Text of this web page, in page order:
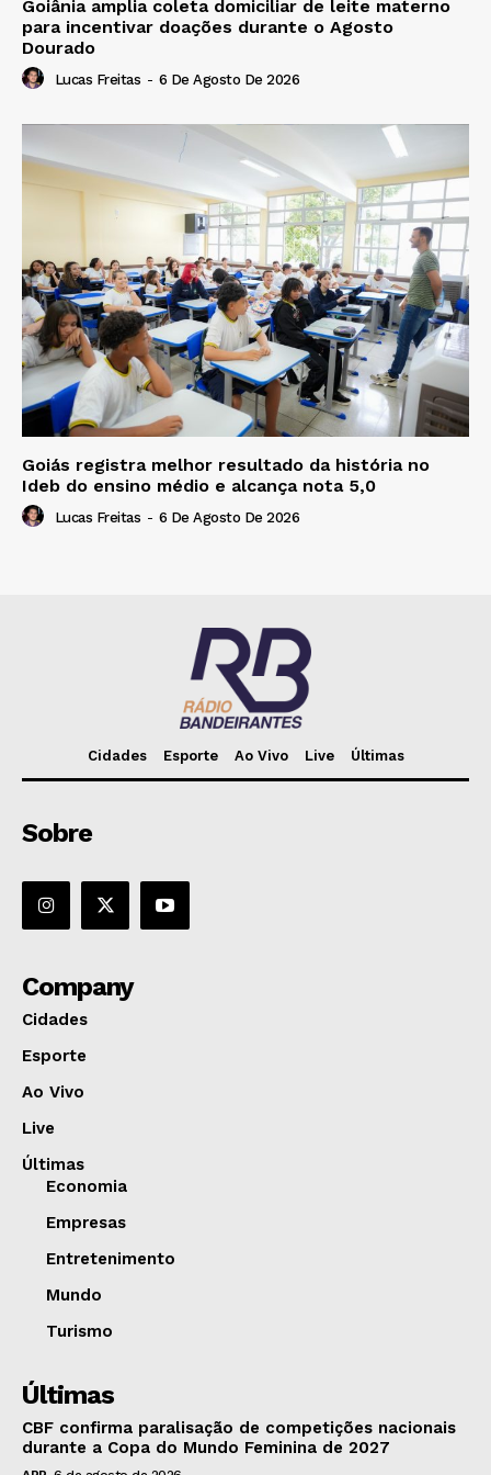
Goiânia amplia coleta domiciliar de leite materno
para incentivar doações durante o Agosto
Dourado
Lucas Freitas - 6 De Agosto De 2026
Goiás registra melhor resultado da história no
Ideb do ensino médio e alcança nota 5,0
Lucas Freitas - 6 De Agosto De 2026
Cidades Esporte Ao Vivo Live Últimas
Sobre
Company
Cidades
Esporte
Ao Vivo
Live
Últimas
Economia
Empresas
Entretenimento
Mundo
Turismo
Últimas
CBF confirma paralisação de competições nacionais
durante a Copa do Mundo Feminina de 2027